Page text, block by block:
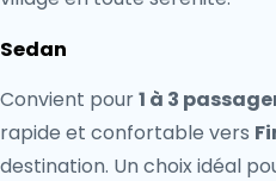
Sedan
Convient pour1 à 3
rapide et confortable vers
destination. Un choix idéal